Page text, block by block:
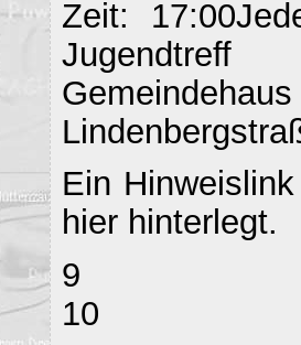
Zeit:
Jugendtreff
Ein
hier hinterlegt.
9
10